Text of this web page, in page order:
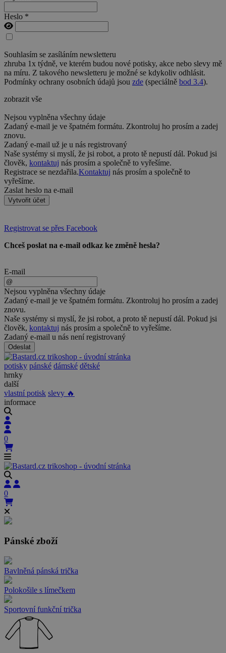
Heslo *
Souhlasím se zasíláním newsletteru
zhruba 1x týdně, ve kterém budou nové potisky, akce nebo slevy mě
na míru. Z takového newsletteru je možné se kdykoliv odhlásit.
Podmínky ochrany osobních údajů jsou zde (speciálně bod 3.4).
zobrazit vše
Nejsou vyplněna všechny údaje
Zadaný e-mail je ve špatném formátu. Zkontroluj ho prosím a zadej
znovu.
Zadaný e-mail už je u nás registrovaný
Naše systémy si myslí, že jsi robot, a proto tě nepustí dál. Pokud jsi
člověk, kontaktuj nás prosím a společně to vyřešíme.
Registrace se nezdařila.Kontaktuj nás prosím a společně to
vyřešíme.
Zaslat heslo na e-mail
Vytvořit účet
Registrovat se přes Facebook
Chceš poslat na e-mail odkaz ke změně hesla?
E-mail
Nejsou vyplněna všechny údaje
Zadaný e-mail je ve špatném formátu. Zkontroluj ho prosím a zadej
znovu.
Naše systémy si myslí, že jsi robot, a proto tě nepustí dál. Pokud jsi
člověk, kontaktuj nás prosím a společně to vyřešíme.
Zadaný e-mail u nás není registrovaný
Odeslat
potisky pánské dámské dětské
hrnky
další
vlastní potisk slevy 🔥
informace
0
0
Pánské zboží
Bavlněná pánská trička
Polokošile s límečkem
Sportovní funkční trička